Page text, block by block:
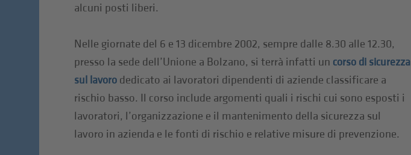
alcuni posti liberi.
Nelle giornate del 6 e 13 dicembre 2002, sempre dalle 8.30 alle 12.30,
presso la sede dell’Unione a Bolzano, si terrà infatti un corso di sicurezza
sul lavorodedicato ai lavoratori dipendenti di aziende classificare a
rischio basso. Il corso include argomenti quali i rischi cui sono esposti i
lavoratori, l’organizzazione e il mantenimento della sicurezza sul
lavoro in azienda e le fonti di rischio e relative misure di prevenzione.